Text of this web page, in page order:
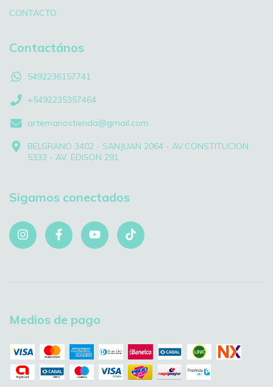
CONTACTO
Contactános
5492236157741
+5492235357464
artemanostienda@gmail.com
BELGRANO 3402 - SANJUAN 2064 - AV.CONSTITUCION
5333 - AV. EDISON 291
Sigamos conectados
Medios de pago